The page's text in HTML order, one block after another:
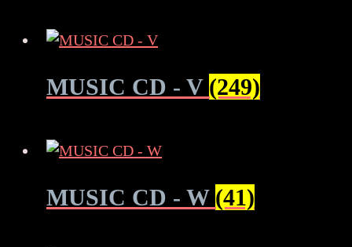
MUSIC CD - V (249)
MUSIC CD - W (41)